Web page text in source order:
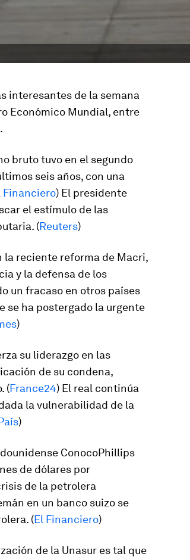
interesantes de la semana
Económico Mundial, entre
bruto tuvo en el segundo
seis años, con una
Financiero) El presidente
el estímulo de las
(Reuters)
la reciente reforma de Macri,
y la defensa de los
un fracaso en otros países
se ha postergado la urgente
)
su liderazgo en las
de su condena,
(France24) El real continúa
la vulnerabilidad de la
)
ConocoPhillips
de dólares por
de la petrolera
en un banco suizo se
(El Financiero)
de la Unasur es tal que